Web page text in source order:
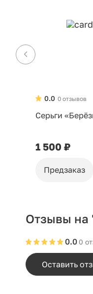
0 отзывов
0.0
Серьги
1 500 ₽
Предзаказ
Отзывы на
0
0.0
Оставить